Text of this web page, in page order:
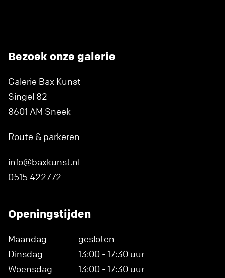
Bezoek onze galerie
Galerie Bax Kunst
Singel 82
8601 AM Sneek
Route & parkeren
info@baxkunst.nl
0515 422772
Openingstijden
Maandag
gesloten
Dinsdag
13:00 - 17:30 uur
Woensdag
13:00 - 17:30 uur